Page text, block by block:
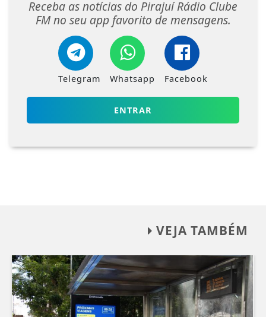
Receba as notícias do Pirajuí Rádio Clube
FM no seu app favorito de mensagens.
Telegram Whatsapp Facebook
ENTRAR
VEJA TAMBÉM